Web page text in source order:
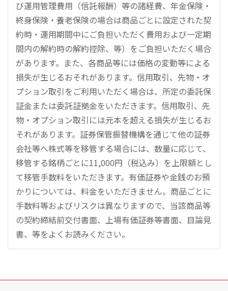
び運用管理費用（信託報酬）等の諸経費、年金保険・
終身保険・養老保険の場合は商品ごとに設定された契
約時・運用期間中にご負担いただく費用および一定期
間内の解約時の解約控除、等）をご負担いただく場合
があります。また、各商品等には価格の変動等による
損失が生じるおそれがあります。信用取引、先物・オ
プション取引をご利用いただく場合は、所定の委託保
証金または委託証拠金をいただきます。信用取引、先
物・オプション取引には元本を超える損失が生じるお
それがあります。証券保管振替機構を通じて他の証券
会社等へ株式等を移管する場合には、数量に応じて、
移管する銘柄ごとに11,000円（税込み）を上限額とし
て移管手数料をいただきます。有価証券や金銭のお預
かりについては、料金をいただきません。商品ごとに
手数料等およびリスクは異なりますので、当該商品等
の契約締結前交付書面、上場有価証券等書面、目論見
書、等をよくお読みください。
こ